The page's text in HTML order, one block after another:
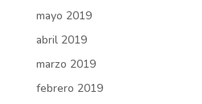
mayo 2019
abril 2019
marzo 2019
febrero 2019